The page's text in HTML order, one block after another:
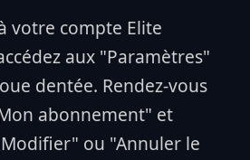
votre compte Elite
aux "Paramètres"
dentée. Rendez-vous
abonnement" et
ou "Annuler le